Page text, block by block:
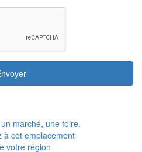
marché, une foire.
à cet emplacement
votre région